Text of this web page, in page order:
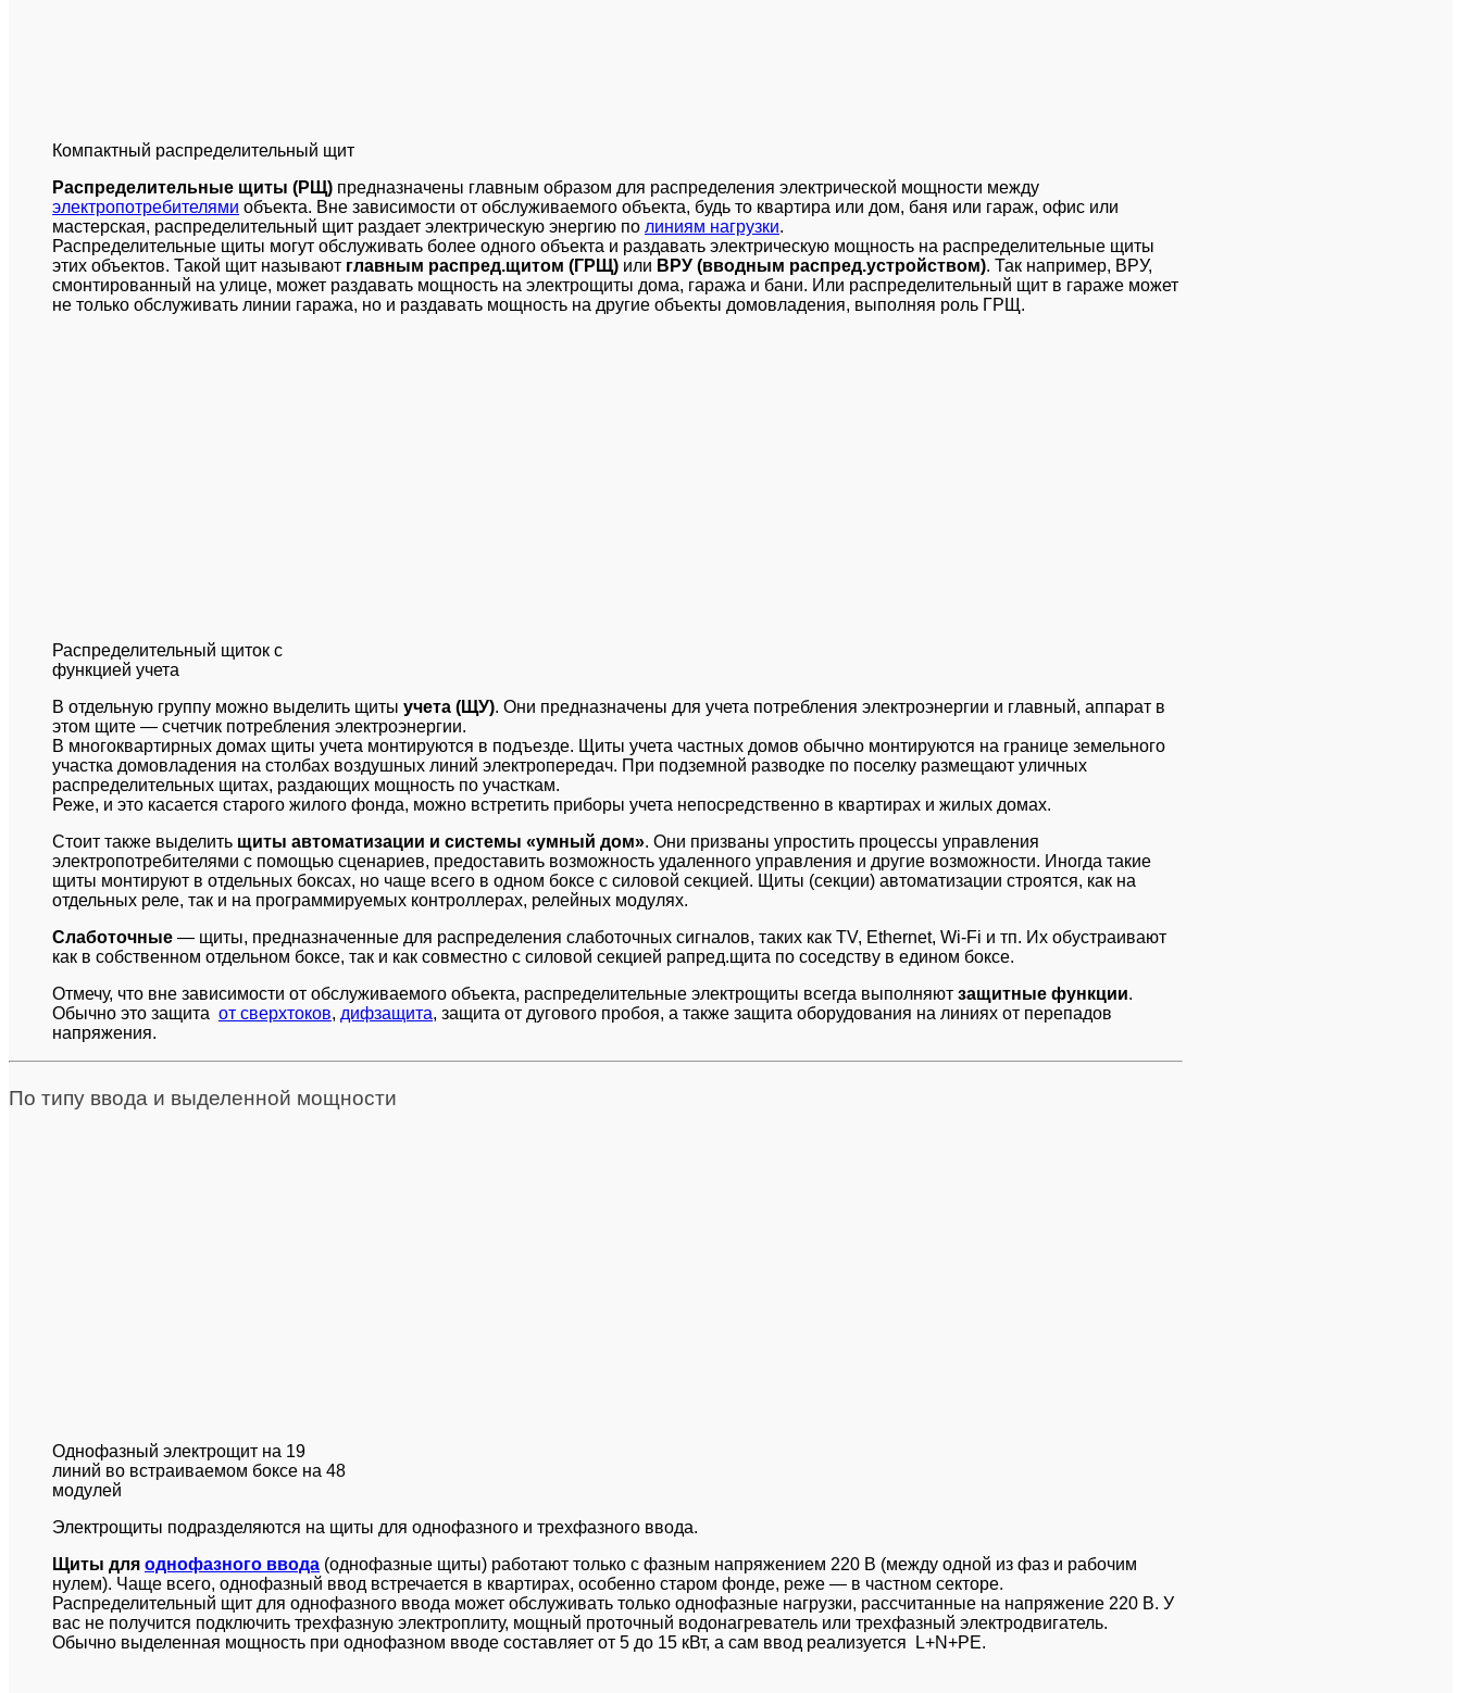
Компактный распределительный щит
Распределительные щиты (РЩ) предназначены главным образом для распределения электрической мощности между
электропотребителями объекта. Вне зависимости от обслуживаемого объекта, будь то квартира или дом, баня или гараж, офис или
мастерская, распределительный щит раздает электрическую энергию по линиям нагрузки.
Распределительные щиты могут обслуживать более одного объекта и раздавать электрическую мощность на распределительные щиты
этих объектов. Такой щит называют главным распред.щитом (ГРЩ) или ВРУ (вводным распред.устройством). Так например, ВРУ,
смонтированный на улице, может раздавать мощность на электрощиты дома, гаража и бани. Или распределительный щит в гараже может
не только обслуживать линии гаража, но и раздавать мощность на другие объекты домовладения, выполняя роль ГРЩ.
Распределительный щиток с
функцией учета
В отдельную группу можно выделить щиты учета (ЩУ). Они предназначены для учета потребления электроэнергии и главный, аппарат в
этом щите — счетчик потребления электроэнергии.
В многоквартирных домах щиты учета монтируются в подъезде. Щиты учета частных домов обычно монтируются на границе земельного
участка домовладения на столбах воздушных линий электропередач. При подземной разводке по поселку размещают уличных
распределительных щитах, раздающих мощность по участкам.
Реже, и это касается старого жилого фонда, можно встретить приборы учета непосредственно в квартирах и жилых домах.
Стоит также выделить щиты автоматизации и системы «умный дом». Они призваны упростить процессы управления
электропотребителями с помощью сценариев, предоставить возможность удаленного управления и другие возможности. Иногда такие
щиты монтируют в отдельных боксах, но чаще всего в одном боксе с силовой секцией. Щиты (секции) автоматизации строятся, как на
отдельных реле, так и на программируемых контроллерах, релейных модулях.
Слаботочные — щиты, предназначенные для распределения слаботочных сигналов, таких как TV, Ethernet, Wi-Fi и тп. Их обустраивают
как в собственном отдельном боксе, так и как совместно с силовой секцией рапред.щита по соседству в едином боксе.
Отмечу, что вне зависимости от обслуживаемого объекта, распределительные электрощиты всегда выполняют защитные функции.
Обычно это защита от сверхтоков, дифзащита, защита от дугового пробоя, а также защита оборудования на линиях от перепадов
напряжения.
По типу ввода и выделенной мощности
Однофазный электрощит на 19
линий во встраиваемом боксе на 48
модулей
Электрощиты подразделяются на щиты для однофазного и трехфазного ввода.
Щиты для однофазного ввода (однофазные щиты) работают только с фазным напряжением 220 В (между одной из фаз и рабочим
нулем). Чаще всего, однофазный ввод встречается в квартирах, особенно старом фонде, реже — в частном секторе.
Распределительный щит для однофазного ввода может обслуживать только однофазные нагрузки, рассчитанные на напряжение 220 В. У
вас не получится подключить трехфазную электроплиту, мощный проточный водонагреватель или трехфазный электродвигатель.
Обычно выделенная мощность при однофазном вводе составляет от 5 до 15 кВт, а сам ввод реализуется L+N+PE.